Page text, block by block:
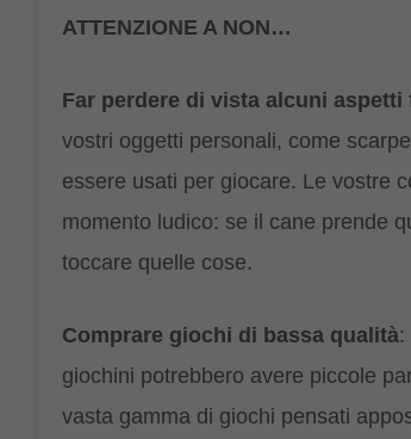
ATTENZIONE A NON…
Far perdere di vista alcuni aspetti
vostri oggetti personali, come
essere usati per giocare. Le vostre
momento ludico: se il cane prende
toccare quelle cose.
Comprare giochi di bassa qualità:
giochini potrebbero avere piccole
vasta gamma di giochi pensati